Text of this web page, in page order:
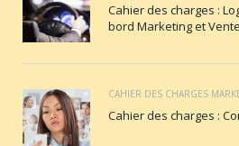
Cahier des charges :
bord Marketing et
CAHIER DES CHARGES
Cahier des charges :